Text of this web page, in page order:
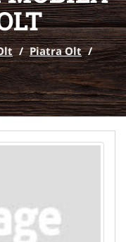
/ Piatra Olt /